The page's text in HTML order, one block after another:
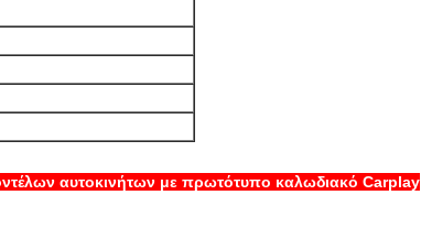
αυτοκινήτων με πρωτότυπο καλωδιακό Carplay